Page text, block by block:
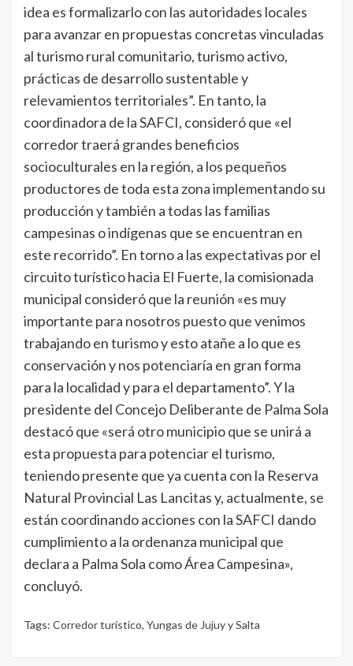
idea es formalizarlo con las autoridades locales
para avanzar en propuestas concretas vinculadas
al turismo rural comunitario, turismo activo,
prácticas de desarrollo sustentable y
relevamientos territoriales”. En tanto, la
coordinadora de la SAFCI, consideró que «el
corredor traerá grandes beneficios
socioculturales en la región, a los pequeños
productores de toda esta zona implementando su
producción y también a todas las familias
campesinas o indígenas que se encuentran en
este recorrido”. En torno a las expectativas por el
circuito turístico hacia El Fuerte, la comisionada
municipal consideró que la reunión «es muy
importante para nosotros puesto que venimos
trabajando en turismo y esto atañe a lo que es
conservación y nos potenciaría en gran forma
para la localidad y para el departamento”. Y la
presidente del Concejo Deliberante de Palma Sola
destacó que «será otro municipio que se unirá a
esta propuesta para potenciar el turismo,
teniendo presente que ya cuenta con la Reserva
Natural Provincial Las Lancitas y, actualmente, se
están coordinando acciones con la SAFCI dando
cumplimiento a la ordenanza municipal que
declara a Palma Sola como Área Campesina»,
concluyó.
Tags: Corredor turístico, Yungas de Jujuy y Salta